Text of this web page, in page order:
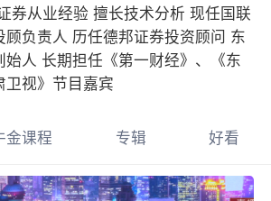
从业经验 擅长技术分析 现任国联
负责人 历任德邦证券投资顾问 东
始人 长期担任《第一财经》、《东
卫视》节目嘉宾
金课程 专辑 好看